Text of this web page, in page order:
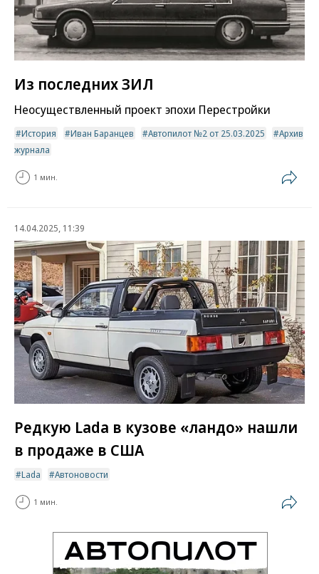
Из последних ЗИЛ
Неосуществленный проект эпохи Перестройки
История Иван Баранцев Автопилот №2 от 25.03.2025
Архив
журнала
1 мин.
14.04.2025, 11:39
Редкую Lada в кузове «ландо» нашли
в продаже в США
Lada Автоновости
1 мин.